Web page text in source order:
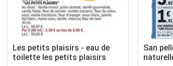
Les petits plaisirs - eau de
toilette les petits plaisirs
San